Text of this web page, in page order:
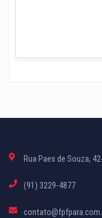
Rua Paes de Souza,
(91) 3229-4877